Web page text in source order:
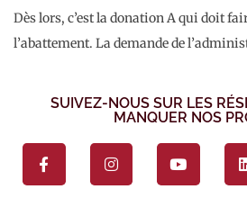
Dès lors, c’est la donation A qui doit
l’abattement. La demande de
SUIVEZ-NOUS SUR LES
MANQUER NOS